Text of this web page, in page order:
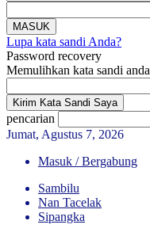
Lupa kata sandi Anda?
Password recovery
Memulihkan kata sandi anda
pencarian
Jumat, Agustus 7, 2026
Masuk / Bergabung
Sambilu
Nan Tacelak
Sipangka